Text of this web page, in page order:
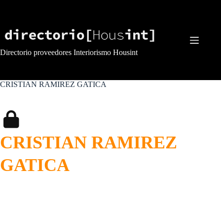
Directorio proveedores Interiorismo Housint
CRISTIAN RAMIREZ GATICA
CRISTIAN RAMIREZ
GATICA